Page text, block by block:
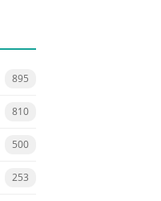
895
810
500
253